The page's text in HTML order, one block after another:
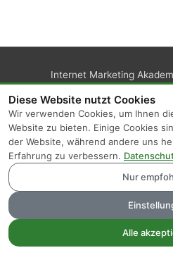
Internet Marketing
Kunden-Login
Diese Website nutzt Cookies
Wir verwenden Cookies, um Ihnen
Website zu bieten. Einige Cookies
der Website, während andere uns
Erfahrung zu verbessern.
Nur
Alle